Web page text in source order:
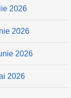
2026
2026
2026
2026